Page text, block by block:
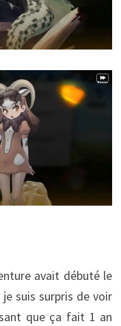
avait débuté le
suis surpris de voir
que ça fait 1 an